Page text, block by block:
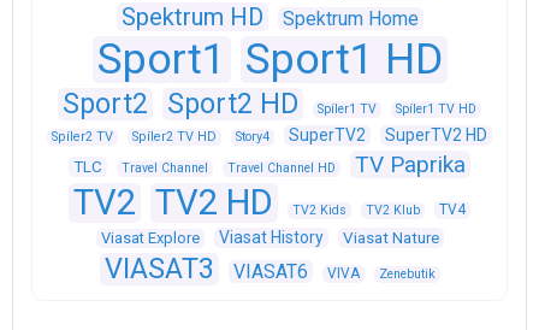
Spektrum HD
Spektrum Home
Sport1 Sport1 HD
Sport2 Sport2 HD Spíler1 TV
Spíler1 TV HD
Spíler2 TV
Spíler2 TV HD Story4 SuperTV2 SuperTV2 HD
TLC Travel Channel Travel Channel HD TV Paprika
TV2 TV2 HD TV2 Kids TV2 Klub TV4
Viasat Explore Viasat History Viasat Nature
VIASAT3 VIASAT6 VIVA Zenebutik